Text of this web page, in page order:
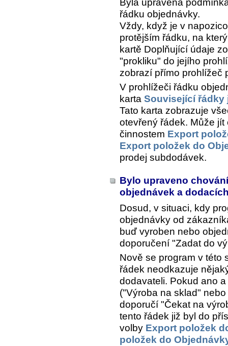
Byla upravena
řádku objednávky.
Vždy, když je v
protějším řádku, na
kartě Doplňující údaje
"prokliku" do jejího
zobrazí přímo prohlížeč
V prohlížeči řádku
karta Související řádky
Tato karta zobrazuje
otevřený řádek. Může
činnostem Export
Export položek do
prodej subdodávek.
Bylo upraveno
objednávek a
Dosud, v situaci, kdy
objednávky od
buď vyroben nebo
doporučení "Zadat do
Nově se program v této
řádek neodkazuje
dodavateli. Pokud ano
("Výroba na sklad"
doporučí "Čekat na
tento řádek již byl do
volby Export položek
položek do